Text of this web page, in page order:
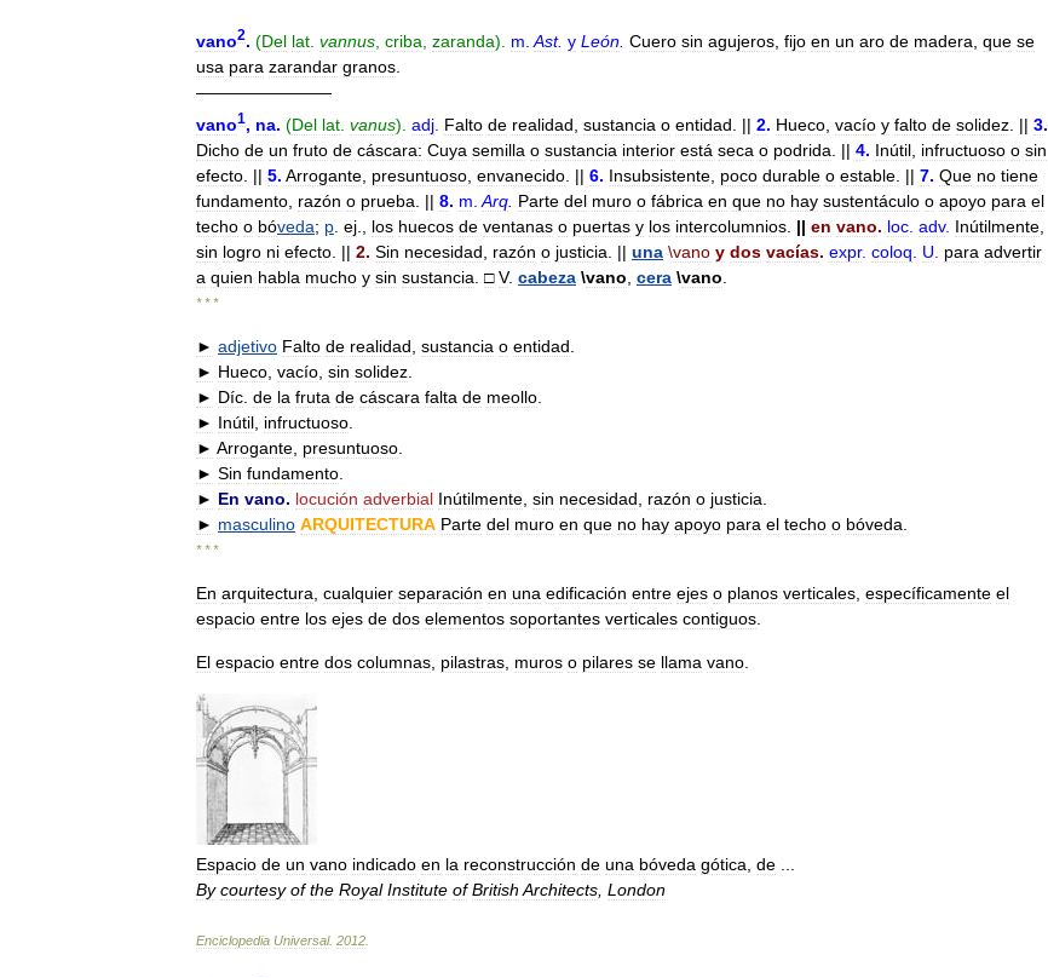
vano2. (Del lat vannus criba zaranda). m Ast. y León Cuero sin agujeros fijo en un aro de madera que se
usa para zarandar granos
————————
vano1, na. (Del lat vanus). adj Falto de realidad sustancia o entidad . || 2. Hueco vacío y falto de solidez . || 3.
Dicho de un fruto de cáscara: Cuya semilla o sustancia interior está seca o podrida . || 4. Inútil infructuoso o sin
efecto . || 5. Arrogante presuntuoso envanecido . || 6. Insubsistente poco durable o estable . || 7. Que no tiene
fundamento razón o prueba . || 8. m Arq Parte del muro o fábrica en que no hay sustentáculo o apoyo para el
techo o bóveda; p ej los huecos de ventanas o puertas y los intercolumnios || en vano. loc adv. Inútilmente
sin logro ni efecto . || 2. Sin necesidad razón o justicia . || una \vano y dos vacías. expr. coloq U para advertir
a quien habla mucho y sin sustancia □ V. cabeza \vano cera \vano
* * *
► adjetivo Falto de realidad sustancia o entidad
► Hueco vacío sin solidez
► Díc de la fruta de cáscara falta de meollo
► Inútil infructuoso
► Arrogante presuntuoso
► Sin fundamento
► En vano. locución adverbial Inútilmente sin necesidad razón o justicia
► masculino ARQUITECTURA Parte del muro en que no hay apoyo para el techo o bóveda
* * *
En arquitectura cualquier separación en una edificación entre ejes o planos verticales específicamente el
espacio entre los ejes de dos elementos soportantes verticales contiguos
El espacio entre dos columnas pilastras muros o pilares se llama vano
Espacio de un vano indicado en la reconstrucción de una bóveda gótica de
By courtesy of the Royal Institute of British Architects London
Enciclopedia Universal. 2012